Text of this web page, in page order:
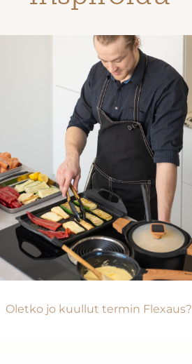
Oletko jo kuullut termin Flexaus?